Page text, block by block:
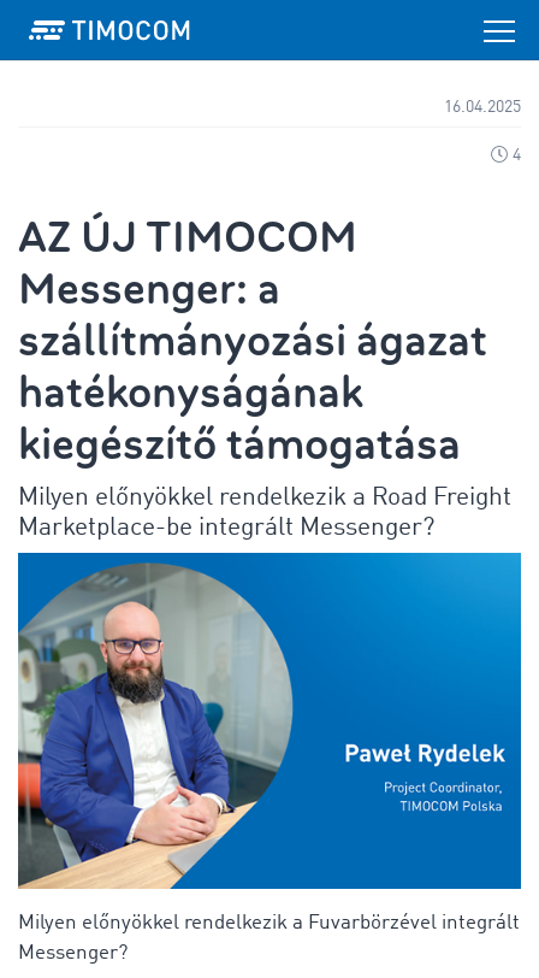
16.04.2025
4
AZ ÚJ TIMOCOM
Messenger: a
szállítmányozási ágazat
hatékonyságának
kiegészítő támogatása
Milyen előnyökkel rendelkezik a Road Freight
Marketplace-be integrált Messenger?
Milyen előnyökkel rendelkezik a Fuvarbörzével integrált
Messenger?